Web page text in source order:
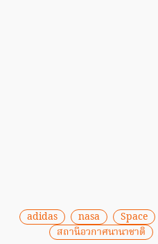
adidas nasa Space
สถานีอวกาศนานาชาติ